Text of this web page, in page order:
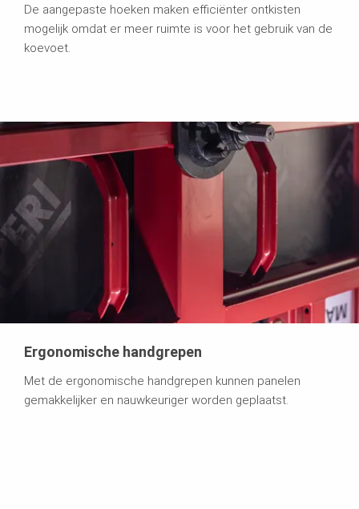
De aangepaste hoeken maken efficiënter ontkisten
mogelijk omdat er meer ruimte is voor het gebruik van de
koevoet.
Ergonomische handgrepen
Met de ergonomische handgrepen kunnen panelen
gemakkelijker en nauwkeuriger worden geplaatst.